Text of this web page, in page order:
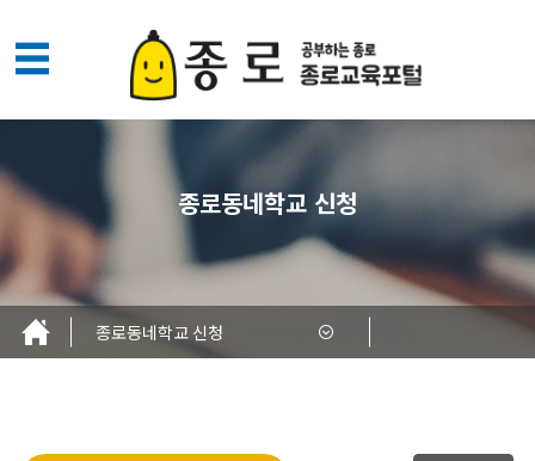
메
종로동네학교 신청
종로동네학교 신청